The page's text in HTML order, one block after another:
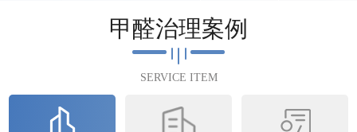
甲醛治理案例
SERVICE ITEM
路88号匠心城·三阳中心22-29F）空气治理圆
满完成2023年4月25日完成第...
查看详情